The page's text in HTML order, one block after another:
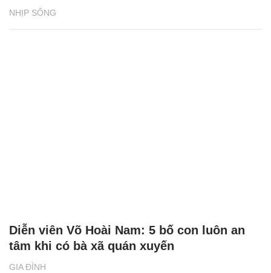
NHỊP SỐNG
GIA ĐÌNH
Diễn viên Võ Hoài Nam: 5 bố con luôn an
tâm khi có bà xã quán xuyến